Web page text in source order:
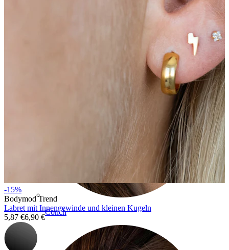
Conch
-15%
Bodymod Trend
Labret mit Innengewinde und kleinen Kugeln
5,87 €6,90 €